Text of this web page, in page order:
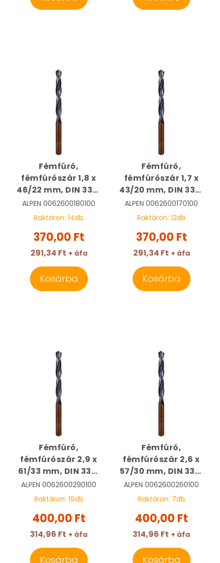
Fémfúró,
fémfúrószár 1,8 x
46/22 mm, DIN 338,
HSS, Sprint Master |
ALPEN
ALPEN 0062600180100
Raktáron: 14db
370,00 Ft
291,34 Ft + áfa
Kosárba
Fémfúró,
fémfúrószár 1,7 x
43/20 mm, DIN 338,
HSS, Sprint Master |
ALPEN
ALPEN 0062600170100
Raktáron: 12db
370,00 Ft
291,34 Ft + áfa
Kosárba
Fémfúró,
fémfúrószár 2,9 x
61/33 mm, DIN 338,
HSS, Sprint Master |
ALPEN
ALPEN 0062600290100
Raktáron: 19db
400,00 Ft
314,96 Ft + áfa
Kosárba
Fémfúró,
fémfúrószár 2,6 x
57/30 mm, DIN 338,
HSS, Sprint Master |
ALPEN
ALPEN 0062600260100
Raktáron: 7db
400,00 Ft
314,96 Ft + áfa
Kosárba